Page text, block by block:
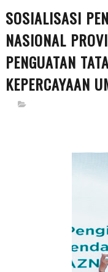
SOSIALISASI
NASIONAL
PENGUATAN
KEPERCAYAAN